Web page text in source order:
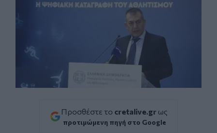
Προσθέστε το cretalive.gr ως
προτιμώμενη πηγή στο Google